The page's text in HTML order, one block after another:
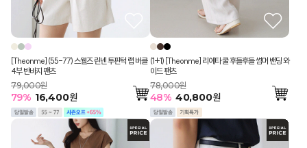
[Theonme] (55-77) 스웰즈 린넨 투핀턱 랩 버클
4부 반바지 팬츠
79,000원
79% 16,400원
(1+1) [Theonme] 리에타 쿨 후들후들 썸머 밴딩 와
이드 팬츠
78,000원
48% 40,800원